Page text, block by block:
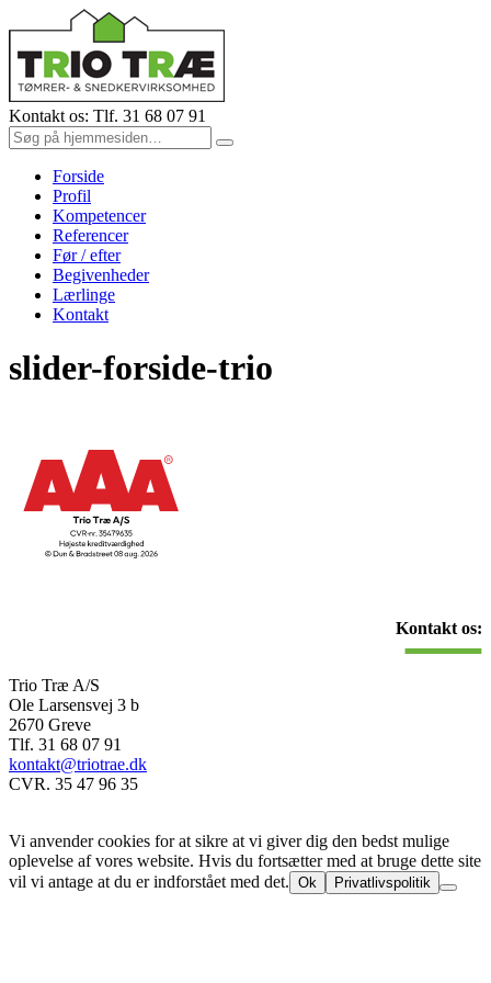
Kontakt os: Tlf. 31 68 07 91
Forside
Profil
Kompetencer
Referencer
Før / efter
Begivenheder
Lærlinge
Kontakt
slider-forside-trio
Kontakt os:
Trio Træ A/S
Ole Larsensvej 3 b
2670 Greve
Tlf. 31 68 07 91
kontakt@triotrae.dk
CVR. 35 47 96 35
Vi anvender cookies for at sikre at vi giver dig den bedst mulige
oplevelse af vores website. Hvis du fortsætter med at bruge dette site
vil vi antage at du er indforstået med det. Ok Privatlivspolitik